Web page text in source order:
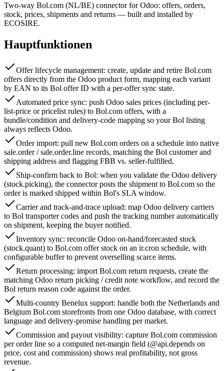
Two-way Bol.com (NL/BE) connector for Odoo: offers, orders,
stock, prices, shipments and returns — built and installed by
ECOSIRE.
Hauptfunktionen
Offer lifecycle management: create, update and retire Bol.com
offers directly from the Odoo product form, mapping each variant
by EAN to its Bol offer ID with a per-offer sync state.
Automated price sync: push Odoo sales prices (including per-
list-price or pricelist rules) to Bol.com offers, with a
bundle/condition and delivery-code mapping so your Bol listing
always reflects Odoo.
Order import: pull new Bol.com orders on a schedule into native
sale.order / sale.order.line records, matching the Bol customer and
shipping address and flagging FBB vs. seller-fulfilled.
Ship-confirm back to Bol: when you validate the Odoo delivery
(stock.picking), the connector posts the shipment to Bol.com so the
order is marked shipped within Bol's SLA window.
Carrier and track-and-trace upload: map Odoo delivery carriers
to Bol transporter codes and push the tracking number automatically
on shipment, keeping the buyer notified.
Inventory sync: reconcile Odoo on-hand/forecasted stock
(stock.quant) to Bol.com offer stock on an ir.cron schedule, with
configurable buffer to prevent overselling scarce items.
Return processing: import Bol.com return requests, create the
matching Odoo return picking / credit note workflow, and record the
Bol return reason code against the order.
Multi-country Benelux support: handle both the Netherlands and
Belgium Bol.com storefronts from one Odoo database, with correct
language and delivery-promise handling per market.
Commission and payout visibility: capture Bol.com commission
per order line so a computed net-margin field (@api.depends on
price, cost and commission) shows real profitability, not gross
revenue.